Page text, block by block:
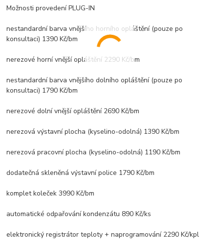
Možnosti provedení PLUG-IN
nestandardní barva vnějšího horního opláštění (pouze po
konsultaci) 1390 Kč/bm
nerezové horní vnější opláštění 2290 Kč/bm
nestandardní barva vnějšího dolního opláštění (pouze po
konsultaci) 1790 Kč/bm
nerezové dolní vnější opláštění 2690 Kč/bm
nerezová výstavní plocha (kyselino-odolná) 1390 Kč/bm
nerezová pracovní plocha (kyselino-odolná) 1190 Kč/bm
dodatečná skleněná výstavní police 1790 Kč/bm
komplet koleček 3990 Kč/bm
automatické odpařování kondenzátu 890 Kč/ks
elektronický registrátor teploty + naprogramování 2290 Kč/kpl